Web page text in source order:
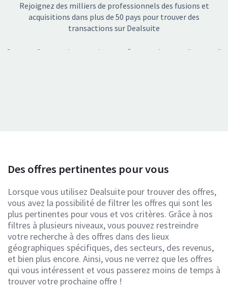
Rejoignez des milliers de professionnels des fusions et
acquisitions dans plus de 50 pays pour trouver des
transactions sur Dealsuite
Des offres pertinentes pour vous
Lorsque vous utilisez Dealsuite pour trouver des offres,
vous avez la possibilité de filtrer les offres qui sont les
plus pertinentes pour vous et vos critères. Grâce à nos
filtres à plusieurs niveaux, vous pouvez restreindre
votre recherche à des offres dans des lieux
géographiques spécifiques, des secteurs, des revenus,
et bien plus encore. Ainsi, vous ne verrez que les offres
qui vous intéressent et vous passerez moins de temps à
trouver votre prochaine offre !